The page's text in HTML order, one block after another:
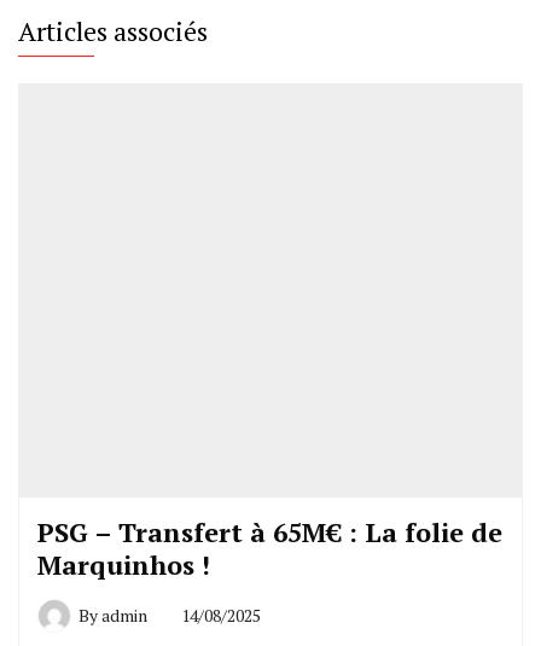
Articles associés
PSG – Transfert à 65M€ : La folie de
Marquinhos !
Byadmin 14/08/2025